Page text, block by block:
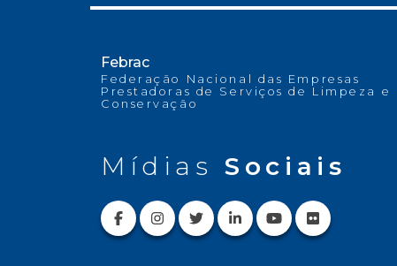
Febrac
Federação Nacional das Empresas
Prestadoras de Serviços de Limpeza e
Conservação
Mídias Sociais